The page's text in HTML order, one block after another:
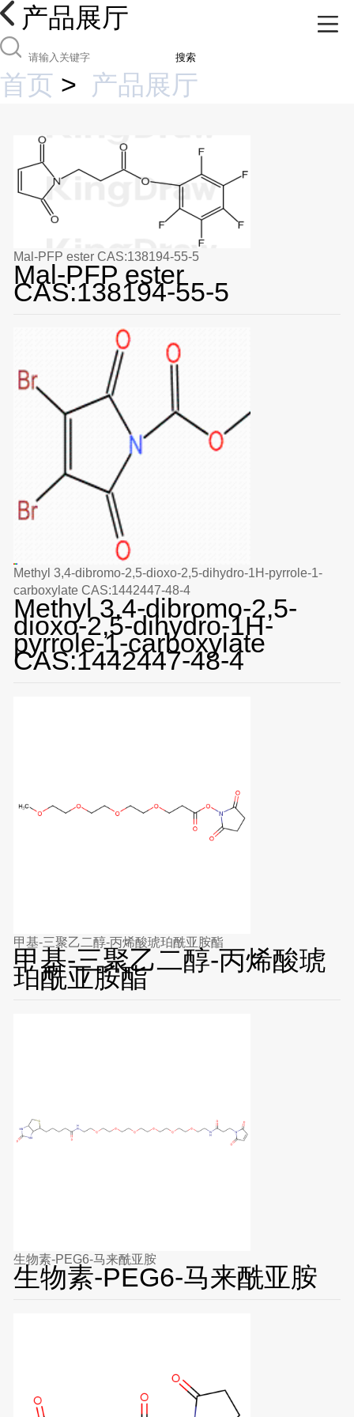
产品展厅
搜索
首页 > 产品展厅
Mal-PFP ester CAS:138194-55-5
Mal-PFP ester
CAS:138194-55-5
Methyl 3,4-dibromo-2,5-dioxo-2,5-dihydro-1H-pyrrole-1-
carboxylate CAS:1442447-48-4
Methyl 3,4-dibromo-2,5-
dioxo-2,5-dihydro-1H-
pyrrole-1-carboxylate
CAS:1442447-48-4
甲基-三聚乙二醇-丙烯酸琥珀酰亚胺酯
甲基-三聚乙二醇-丙烯酸琥
珀酰亚胺酯
生物素-PEG6-马来酰亚胺
生物素-PEG6-马来酰亚胺